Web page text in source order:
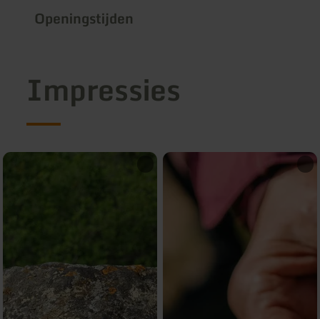
Openingstijden
Impressies